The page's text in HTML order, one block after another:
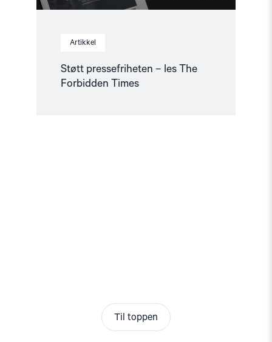
Artikkel
Støtt pressefriheten – les The
Forbidden Times
Til toppen